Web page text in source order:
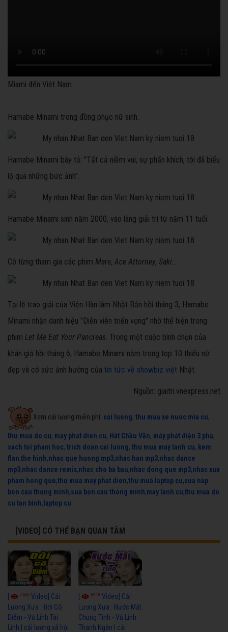
Miami đến Việt Nam
Hamabe Minami trong đồng phục nữ sinh.
Hamabe Minami bày tỏ: "Tất cả niềm vui, sự phấn khích, tôi đã biểu
lộ qua những bức ảnh".
Hamabe Minami sinh năm 2000, vào làng giải trí từ năm 11 tuổi.
Cô từng tham gia các phim Mare, Ace Attorney, Saki...
Tại lễ trao giải của Viện Hàn lâm Nhật Bản hồi tháng 3, Hamabe
Minami nhận danh hiệu "Diễn viên triển vọng" nhờ thể hiện trong
phim Let Me Eat Your Pancreas. Trong một cuộc bình chọn của
khán giả hồi tháng 6, Hamabe Minami nằm trong top 10 thiếu nữ
đẹp và có sức ảnh hưởng của tin tức về showbiz việt Nhật.
Nguồn: giaitri.vnexpress.net
Xem cải lương miễn phí: cai luong, thu mua xe nuoc mia cu,
thu mua do cu, may phat dien cu, Hát Chầu Văn, máy phát điện 3 pha,
sach toi pham hoc, trich doan cai luong, thu mua may lanh cu, kem
flan,the hinh,nhac que huong mp3,nhac han mp3,nhac dance
mp3,nhac dance remix,nhac cho ba bau,nhac dong que mp3,nhac xua
pham hong que,thu mua may phat dien,thu mua laptop cu,sua nap
bon cau thong minh,sua bon cau thong minh,may lanh cu,thu mua do
cu tan binh, laptop cu
[VIDEO] CÓ THỂ BẠN QUAN TÂM
7665 Video] Cải
Lương Xưa : Đời Cô
Diễm - Vũ Linh Tài
Linh | cải lương xã hội
6918Video] Cải
Lương Xưa : Nước Mắt
Chung Tình - Vũ Linh
Thanh Ngân | cải